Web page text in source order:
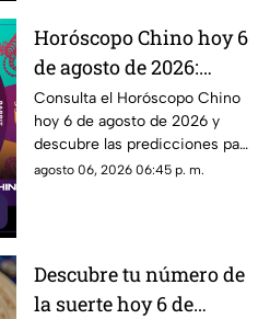
Horóscopo Chino hoy 6
de agosto de 2026:
predicciones para cada
signo del zodiaco chino
Consulta el Horóscopo Chino
hoy 6 de agosto de 2026 y
descubre las predicciones para
el amor, dinero, salud y trabajo.
agosto 06, 2026 06:45 p. m.
Descubre tu número de
la suerte hoy 6 de